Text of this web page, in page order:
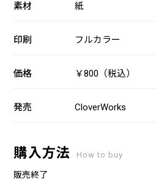
素材 紙
印刷 フルカラー
価格 ￥800（税込）
発売 CloverWorks
購入方法 How to buy
販売終了